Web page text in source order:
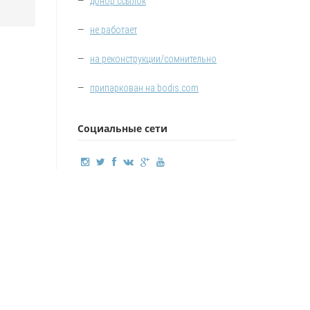
— не работает
— на реконструкции/сомнительно
— припаркован на bodis.com
Социальные сети